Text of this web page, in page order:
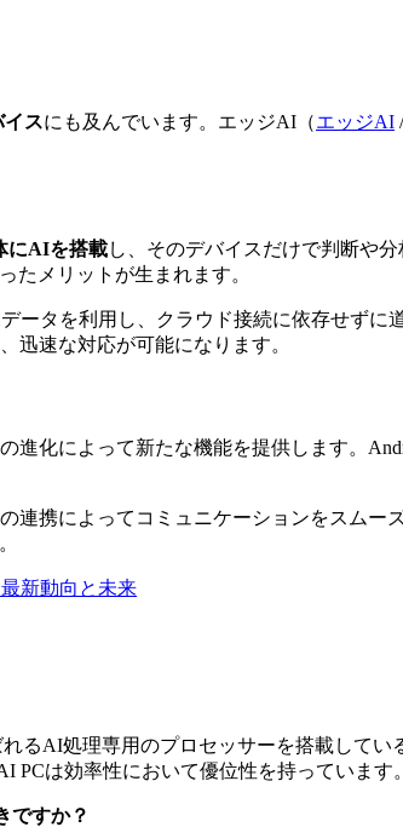
イスにも及んでいます。 エッジAI（エッジAI
にAIを搭載し、そのデバイスだけで判断や
たメリットが生まれます。
タを利用し、クラウド接続に依存せずに
迅速な対応が可能になります。
化によって新たな機能を提供します。
連携によってコミュニケーションをスムー
新動向と未来
れるAI処理専用のプロセッサーを搭載して
PCは効率性において優位性を持っています。
ですか？